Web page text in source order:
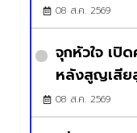
08 ส.ค. 2569
จุกหัวใจ เปิ
หลังสูญเสีย
08 ส.ค. 2569